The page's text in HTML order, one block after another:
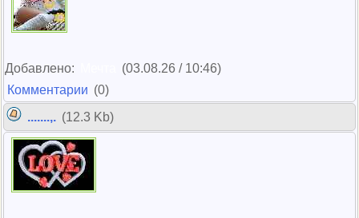
Добавлено:
(03.08.26 / 10:46)
Комментарии (0)
.......,. (12.3 Kb)